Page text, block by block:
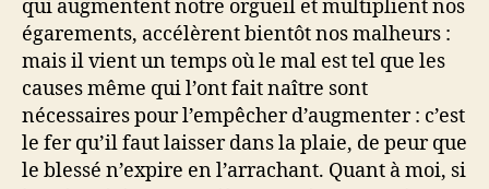
qui augmentent notre orgueil et multiplient nos
égarements, accélèrent bientôt nos malheurs :
mais il vient un temps où le mal est tel que les
causes même qui l’ont fait naître sont
nécessaires pour l’empêcher d’augmenter : c’est
le fer qu’il faut laisser dans la plaie, de peur que
le blessé n’expire en l’arrachant. Quant à moi, si